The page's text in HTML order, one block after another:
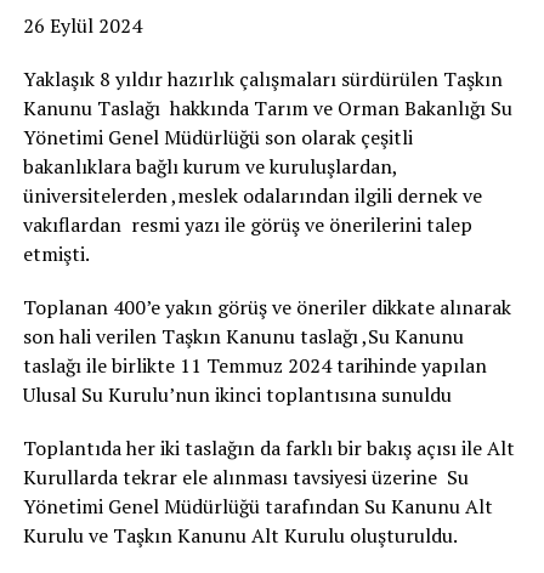
26 Eylül 2024
Yaklaşık 8 yıldır hazırlık çalışmaları sürdürülen Taşkın
Kanunu Taslağı hakkında Tarım ve Orman Bakanlığı Su
Yönetimi Genel Müdürlüğü son olarak çeşitli
bakanlıklara bağlı kurum ve kuruluşlardan,
üniversitelerden ,meslek odalarından ilgili dernek ve
vakıflardan resmi yazı ile görüş ve önerilerini talep
etmişti.
Toplanan 400’e yakın görüş ve öneriler dikkate alınarak
son hali verilen Taşkın Kanunu taslağı ,Su Kanunu
taslağı ile birlikte 11 Temmuz 2024 tarihinde yapılan
Ulusal Su Kurulu’nun ikinci toplantısına sunuldu
Toplantıda her iki taslağın da farklı bir bakış açısı ile Alt
Kurullarda tekrar ele alınması tavsiyesi üzerine Su
Yönetimi Genel Müdürlüğü tarafından Su Kanunu Alt
Kurulu ve Taşkın Kanunu Alt Kurulu oluşturuldu.